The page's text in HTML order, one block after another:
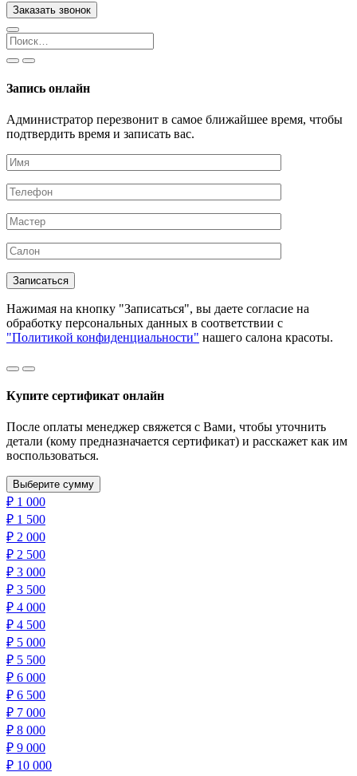
Заказать звонок
Поиск:
Запись онлайн
Администратор перезвонит в самое ближайшее время, чтобы
подтвердить время и записать вас.
Нажимая на кнопку "Записаться", вы даете согласие на
обработку персональных данных в соответствии с
"Политикой конфиденциальности" нашего салона красоты.
Купите сертификат онлайн
После оплаты менеджер свяжется с Вами, чтобы уточнить
детали (кому предназначается сертификат) и расскажет как им
воспользоваться.
Выберите сумму
₽ 1 000
₽ 1 500
₽ 2 000
₽ 2 500
₽ 3 000
₽ 3 500
₽ 4 000
₽ 4 500
₽ 5 000
₽ 5 500
₽ 6 000
₽ 6 500
₽ 7 000
₽ 8 000
₽ 9 000
₽ 10 000